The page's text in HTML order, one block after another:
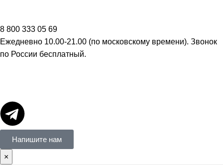
8 800 333 05 69
Ежедневно 10.00-21.00 (по московскому времени). Звонок
по России бесплатный.
Напишите нам
×